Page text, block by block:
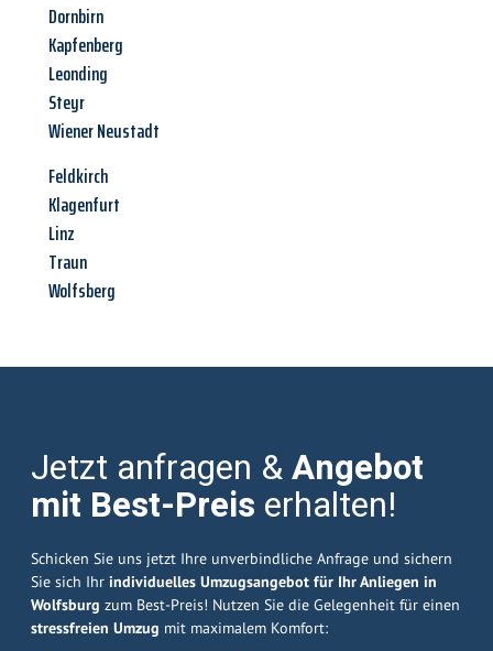
Dornbirn
Kapfenberg
Leonding
Steyr
Wiener Neustadt
Feldkirch
Klagenfurt
Linz
Traun
Wolfsberg
Jetzt anfragen &Angebot
mit Best-Preis erhalten!
Schicken Sie uns jetzt Ihre unverbindliche Anfrage und sichern
Sie sich Ihr individuelles Umzugsangebot für Ihr Anliegen in
Wolfsburg zum Best-Preis! Nutzen Sie die Gelegenheit für einen
stressfreien Umzug mit maximalem Komfort: